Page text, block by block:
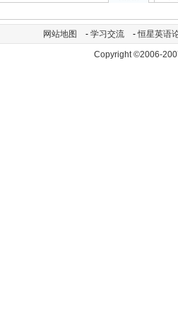
网站地图 - 学习交流 -恒星英语
Copyright ©2006-